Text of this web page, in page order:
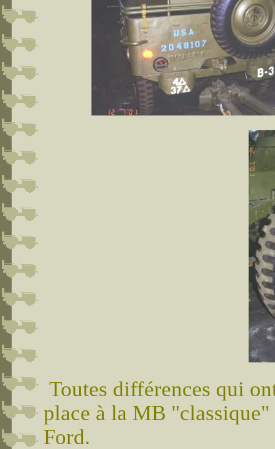
Toutes différences qui
place à la MB "classique"
Ford.